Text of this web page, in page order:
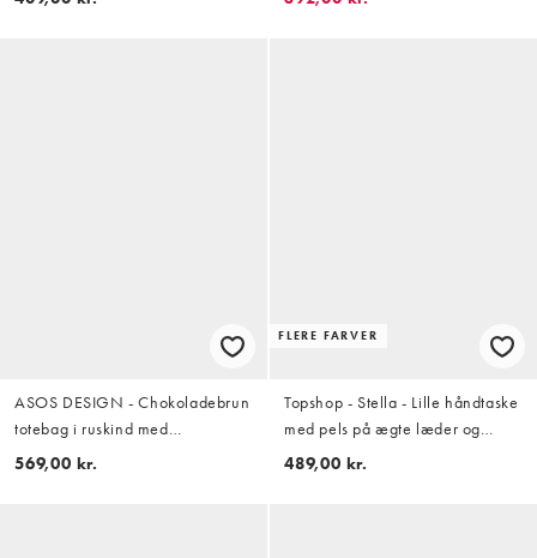
ASOS DESIGN - Chokoladebrun
totebag i ruskind med
syningsdetaljer
569,00 kr.
FLERE FARVER
Topshop - Stella - Lille håndtaske
med pels på ægte læder og
dalmatinerprint
489,00 kr.